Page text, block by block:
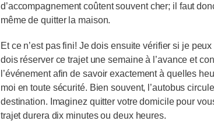
d’accompagnement coûtent souvent cher; il faut
même de quitter la maison.
Et ce n’est pas fini! Je dois ensuite vérifier si je
dois réserver ce trajet une semaine à l’avance et
l’événement afin de savoir exactement à quelles
moi en toute sécurité. Bien souvent, l’autobus
destination. Imaginez quitter votre domicile pour
trajet durera dix minutes ou deux heures.